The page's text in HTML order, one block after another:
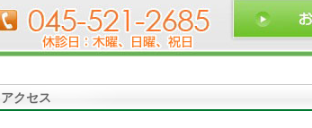
アクセス